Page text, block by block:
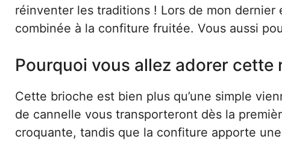
réinventer les traditions ! Lors de mon
combinée à la confiture fruitée. Vous aussi
Pourquoi vous allez adorer cette
Cette brioche est bien plus qu’une simple
de cannelle vous transporteront dès la
croquante, tandis que la confiture apporte